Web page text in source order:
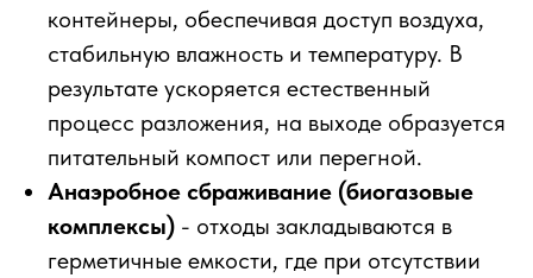
контейнеры, обеспечивая доступ воздуха,
стабильную влажность и температуру. В
результате ускоряется естественный
процесс разложения, на выходе образуется
питательный компост или перегной.
Анаэробное сбраживание (биогазовые
комплексы) - отходы закладываются в
герметичные емкости, где при отсутствии